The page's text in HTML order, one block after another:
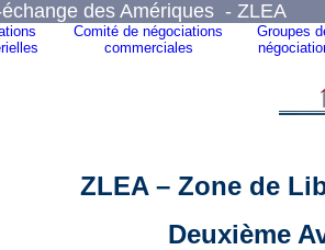
des Amériques - ZLEA
Comité de négociations
commerciales
Groupes
ZLEA – Zone de
Deuxième